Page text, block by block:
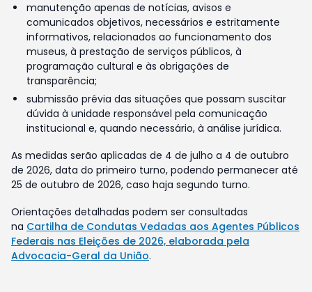
manutenção apenas de notícias, avisos e
comunicados objetivos, necessários e estritamente
informativos, relacionados ao funcionamento dos
museus, à prestação de serviços públicos, à
programação cultural e às obrigações de
transparência;
submissão prévia das situações que possam suscitar
dúvida à unidade responsável pela comunicação
institucional e, quando necessário, à análise jurídica.
As medidas serão aplicadas de 4 de julho a 4 de outubro
de 2026, data do primeiro turno, podendo permanecer até
25 de outubro de 2026, caso haja segundo turno.
Orientações detalhadas podem ser consultadas
na Cartilha de Condutas Vedadas aos Agentes Públicos
Federais nas Eleições de 2026, elaborada pela
Advocacia-Geral da União.